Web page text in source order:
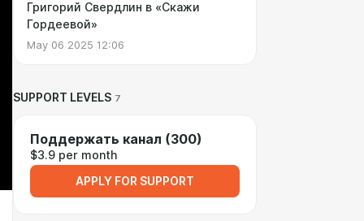
Григорий Свердлин в «Скажи
Гордеевой»
May 06 2025 12:06
SUPPORT LEVELS 7
Поддержать канал (300)
$3.9 per month
APPLY FOR SUPPORT